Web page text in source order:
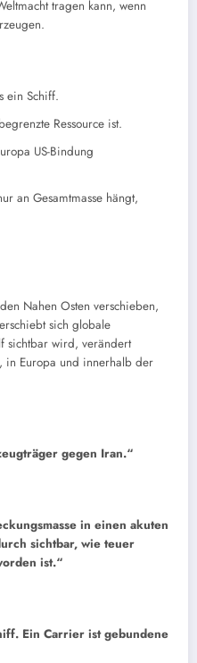
tragen kann, wenn
ein Schiff.
Ressource ist.
US-Bindung
an Gesamtmasse hängt,
Nahen Osten verschieben,
sich globale
sichtbar wird, verändert
in Europa und innerhalb der
gegen Iran.“
in einen akuten
sichtbar, wie teuer
ist.“
Ein Carrier ist gebundene